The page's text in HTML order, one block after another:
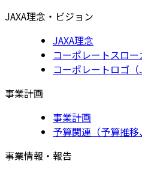
JAXA理念・ビジョン
JAXA理念
コーポレートスロー
コーポレートロゴ（
事業計画
事業計画
予算関連（予算推移
事業情報・報告